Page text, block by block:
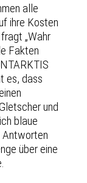
alle
ihre Kosten
„Wahr
Fakten
es, dass
und
blaue
Antworten
über eine